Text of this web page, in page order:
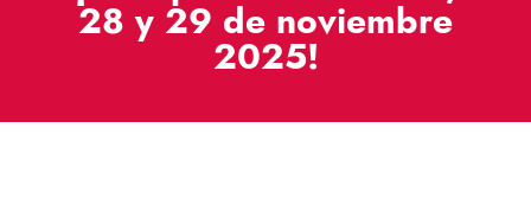
28 y 29 de noviembre
2025!